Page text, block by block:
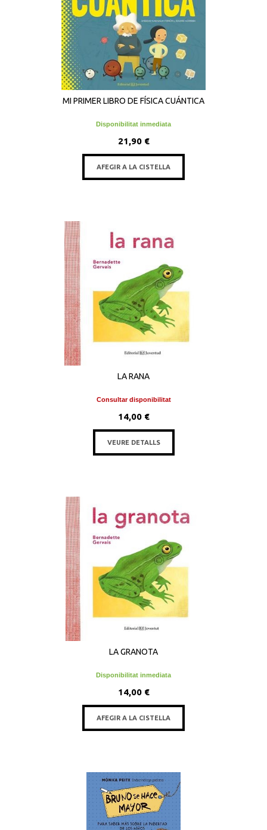
MI PRIMER LIBRO DE FÍSICA CUÁNTICA
Disponibilitat inmediata
21,90 €
AFEGIR A LA CISTELLA
LA RANA
Consultar disponibilitat
14,00 €
VEURE DETALLS
LA GRANOTA
Disponibilitat inmediata
14,00 €
AFEGIR A LA CISTELLA